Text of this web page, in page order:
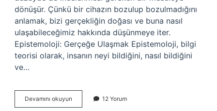
dönüşür. Çünkü bir cihazın bozulup bozulmadığını
anlamak, bizi gerçekliğin doğası ve buna nasıl
ulaşabileceğimiz hakkında düşünmeye iter.
Epistemoloji: Gerçeğe Ulaşmak Epistemoloji, bilgi
teorisi olarak, insanın neyi bildiğini, nasıl bildiğini
ve…
Devamını okuyun
sayacı
12 Yorum